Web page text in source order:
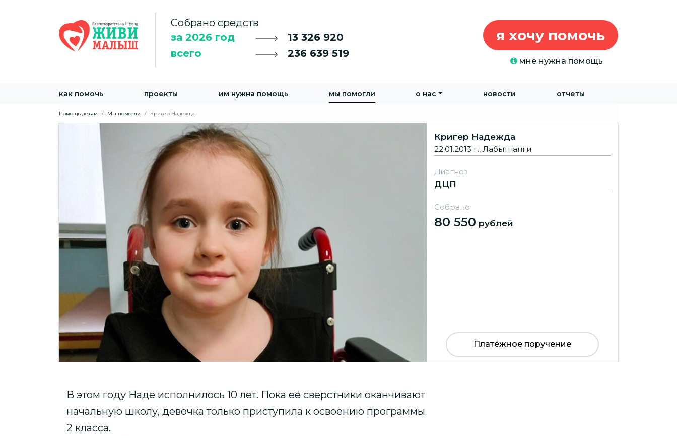
Собрано средств
за 2026 год
13 326 920
всего
236 639 519
я хочу помочь
мне нужна помощь
как помочь проекты им нужна помощь мы помогли о нас новости отчеты
Помощь детям Мы помогли Кригер Надежда
Кригер Надежда
22.01.2013 г., Лабытнанги
Диагноз
ДЦП
Собрано
80 550 рублей
Платёжное поручение
В этом году Наде исполнилось 10 лет. Пока её сверстники оканчивают
начальную школу, девочка только приступила к освоению программы
2 класса.